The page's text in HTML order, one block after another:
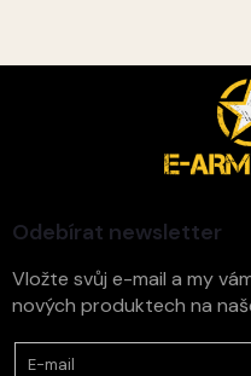
Odebírat newsletter
Vložte svůj e-mail a my
nových produktech na
E-mail